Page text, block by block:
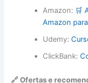
Amazon: 🛒
Amazon
Udemy:
ClickBank:
🔗 Ofertas e